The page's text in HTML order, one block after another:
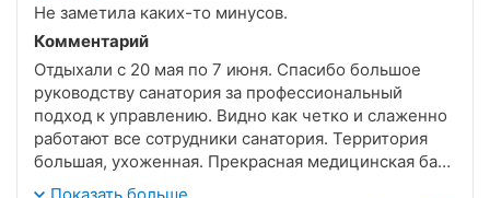
Не заметила каких-то минусов.
Комментарий
Отдыхали с 20 мая по 7 июня. Спасибо большое
руководству санатория за профессиональный
подход к управлению. Видно как четко и слаженно
работают все сотрудники санатория. Территория
большая, ухоженная. Прекрасная медицинская база
(много процедур как для взрослых так и для детей).